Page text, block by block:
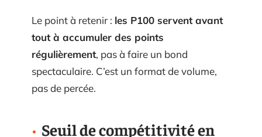
Le point à retenir : les P100 servent avant
tout à accumuler des points
régulièrement, pas à faire un bond
spectaculaire. C’est un format de volume,
pas de percée.
Seuil de compétitivité en